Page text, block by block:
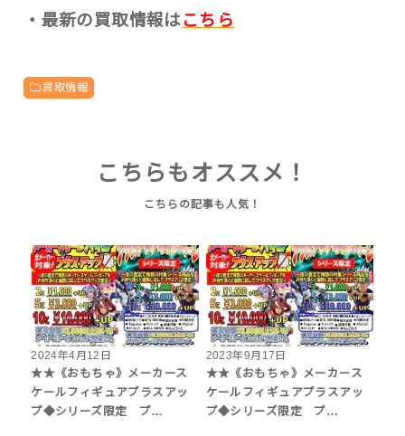
・最新の買取情報はこちら
買取情報
こちらもオススメ！
2024年4月12日
★★《おもちゃ》メーカース
ケールフィギュアプラスアッ
プ◆シリーズ限定 プ…
2023年9月17日
★★《おもちゃ》メーカース
ケールフィギュアプラスアッ
プ◆シリーズ限定 プ…